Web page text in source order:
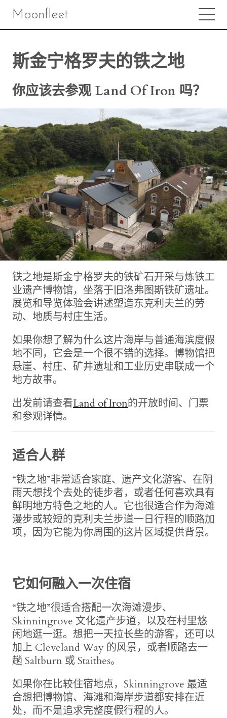
Moonfleet
斯金宁格罗夫的铁之地
你应该去参观 Land Of Iron 吗？
铁之地是斯金宁格罗夫的铁矿石开采与炼铁工
业遗产博物馆，坐落于旧洛弗图斯铁矿遗址。
展览和导览体验会讲述塑造东克利夫兰的劳
动、地质与村庄生活。
如果你想了解为什么这片海岸与普通海滨度假
地不同，它会是一个很不错的选择。博物馆把
悬崖、村庄、矿井遗址和工业历史串联成一个
地方故事。
出发前请查看Land of Iron的开放时间、门票
和参观详情。
适合人群
“铁之地”非常适合家庭、遗产文化游客、在阴
雨天想找个去处的徒步者，或者任何喜欢具有
鲜明地方特色之地的人。它也很适合作为海滩
漫步或较短的克利夫兰步道一日行程的顺路加
项，因为它能为你周围的这片区域提供背景。
它如何融入一次住宿
“铁之地”很适合搭配一次海滩漫步、
Skinningrove 文化遗产步道，以及在村里悠
闲地逛一逛。想把一天拉长些的游客，还可以
加上 Cleveland Way 的风景，或者顺路去一
趟 Saltburn 或 Staithes。
如果你在比较住宿地点，Skinningrove 最适
合想把博物馆、海滩和海岸步道都安排在近
处，而不是追求完整度假行程的人。